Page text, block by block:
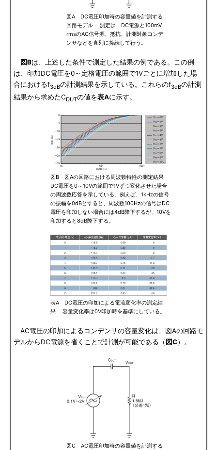
図A DC電圧印加時の容量値を計測する
回路モデル 測定は、DC電源と100mV
rmsのAC信号源、抵抗、計測対象コンデ
ンサなどを直列に接続して行う。
図Bは、上述した条件で測定した結果の例である。この例
は、印加DC電圧を0～定格電圧の範囲で1Vごとに増加した場
合におけるf3dBの計測結果を示している。これらのf3dBの計測
結果から求めたCDUTの値を表Aに示す。
図B 図Aの回路における周波数特性の測定結果
DC電圧を0～10Vの範囲で1Vずつ変化させた場合
の周波数応答を示している。例えば、1kHzの信号
の振幅を0dBとすると、周波数100Hzの信号はDC
電圧を印加しない場合には4dB降下するが、10Vを
印加すると8dB降下する。
表A DC電圧の印加による電流変化率の測定結
果 容量変化率は0V印加時を基準にしている。
AC電圧の印加によるコンデンサの容量変化は、図Aの回路モ
デルからDC電源を省くことで計測が可能である（ 図C）。
図C AC電圧印加時の容量値を計測する